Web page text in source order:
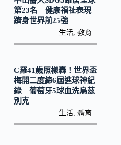
第23名 健康福祉表現
躋身世界前25強
生活 ,教育
C羅41歲照樣轟！世界盃
梅開二度締6屆進球神紀
錄 葡萄牙5球血洗烏茲
別克
生活 ,體育